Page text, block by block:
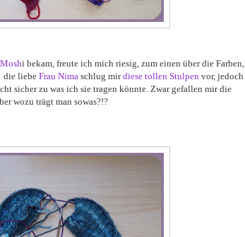
i bekam, freute ich mich riesig, zum einen über die Farben,
die liebe Frau Nima schlug mirdiese tollen Stulpen vor, jedoch
sicher zu was ich sie tragen könnte. Zwar gefallen mir die
wozu trägt man sowas?!?